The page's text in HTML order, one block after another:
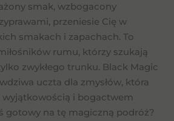
smak, wzbogacony
przeniesie Cię w
smakach i zapachach. To
rumu, którzy szukają
zwykłego trunku. Black Magic
uczta dla zmysłów, która
wyjątkowością i bogactwem
gotowy na tę magiczną podróż?